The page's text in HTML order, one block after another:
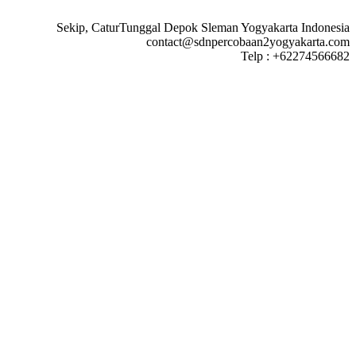
Sekip, CaturTunggal Depok Sleman Yogyakarta Indonesia
contact@sdnpercobaan2yogyakarta.com
Telp : +62274566682